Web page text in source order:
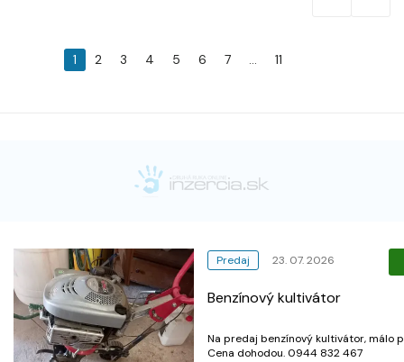
1 2 3 4 5 6 7 11
Predaj 23. 07. 2026
Benzínový kultivátor
Na predaj benzínový kultivátor, málo
Cena dohodou. 0944 832 467